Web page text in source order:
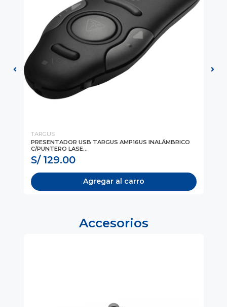
TARGUS
PRESENTADOR USB TARGUS AMP16US INALÁMBRICO
C/PUNTERO LASE...
S/ 129.00
Agregar al carro
Accesorios